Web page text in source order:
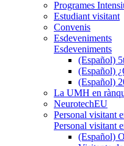
Programes
Estudiant visitant
Convenis
Esdeveniments
Esdeveniments
(Español)
(Español)
(Español)
La UMH en
NeurotechEU
Personal visitant
Personal visitant
(Español)